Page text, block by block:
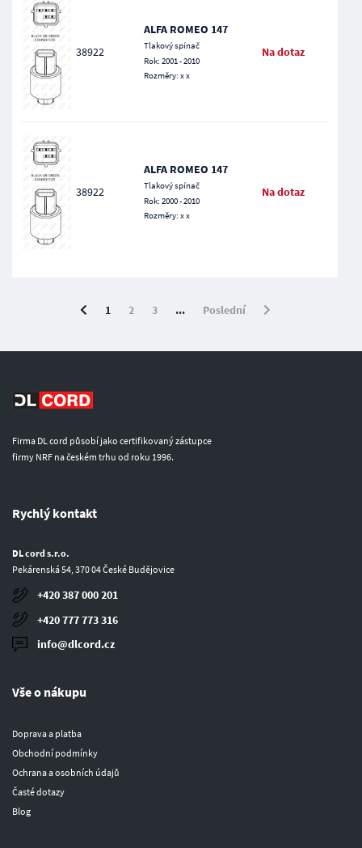
38922
ALFA ROMEO 147
Tlakový spínač
Rok: 2001 - 2010
Rozměry: x x
Na dotaz
38922
ALFA ROMEO 147
Tlakový spínač
Rok: 2000 - 2010
Rozměry: x x
Na dotaz
1 2 3 ... Poslední
Firma DL cord působí jako certifikovaný zástupce
firmy NRF na českém trhu od roku 1996.
Rychlý kontakt
DL cord s.r.o.
Pekárenská 54, 370 04 České Budějovice
+420 387 000 201
+420 777 773 316
info@dlcord.cz
Vše o nákupu
Doprava a platba
Obchodní podmínky
Ochrana a osobních údajů
Časté dotazy
Blog